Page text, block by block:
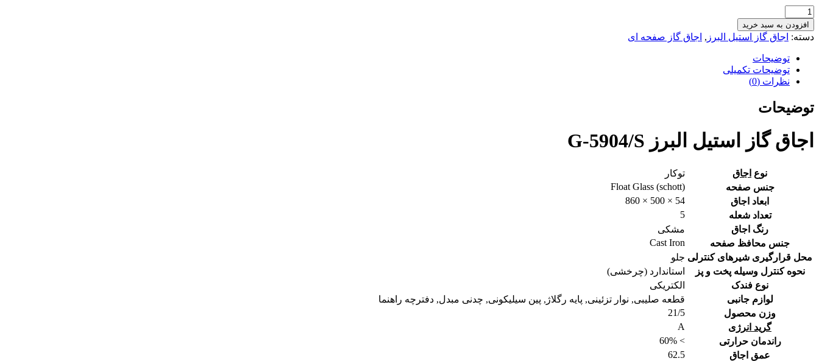
اجاق
گاز
استیل
5904/S
افزودن به سبد خرید
دسته: اجاق گاز استیل البرز , اجاق گاز صفحه ای
توضیحات
توضیحات تکمیلی
نظرات (0)
توضیحات
اجاق گاز استیل البرز G-5904/S
نوع اجاق
توکار
جنس صفحه
Float Glass (schott)
ابعاد اجاق
54 × 500 × 860
تعداد شعله
5
رنگ اجاق
مشکی
جنس محافظ صفحه
Cast Iron
محل قرارگیری شیرهای کنترلی جلو
نحوه کنترل وسیله پخت و پز
استاندارد (چرخشی)
نوع فندک
الکتریکی
لوازم جانبی
قطعه صلیبی, نوار تزئینی, پایه رگلاژ, پین سیلیکونی, چدنی مبدل, دفترچه راهنما
وزن محصول
21/5
گرید انرژی
A
راندمان حرارتی
> 60%
عمق اجاق
62.5